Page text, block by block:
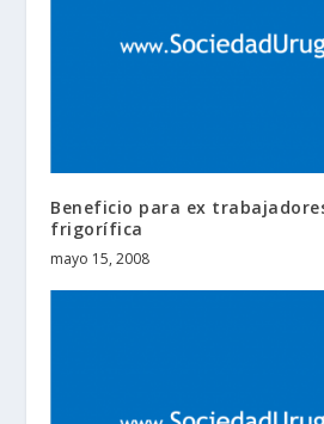
Beneficio para ex
frigorífica
mayo 15, 2008